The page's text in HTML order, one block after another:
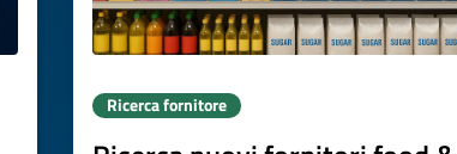
Ricerca fornitore